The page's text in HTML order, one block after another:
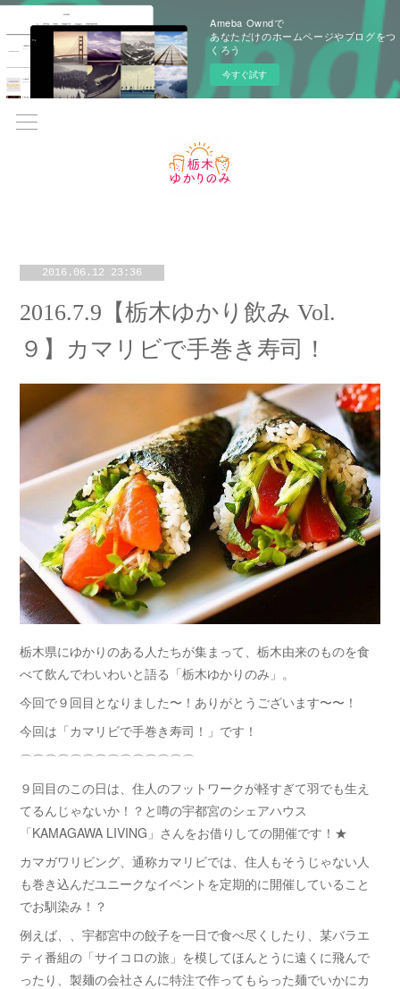
Ameba Owndで
あなただけのホームページやブログをつ
くろう
今すぐ試す
2016.06.12 23:36
2016.7.9【栃木ゆかり飲み Vol.
９】カマリビで手巻き寿司！
栃木県にゆかりのある人たちが集まって、栃木由来のものを食
べて飲んでわいわいと語る「栃木ゆかりのみ」。
今回で９回目となりました〜！ありがとうございます〜〜！
今回は「カマリビで手巻き寿司！」です！
⌒⌒⌒⌒⌒⌒⌒⌒⌒⌒⌒⌒⌒⌒
９回目のこの日は、住人のフットワークが軽すぎて羽でも生え
てるんじゃないか！？と噂の宇都宮のシェアハウス
「KAMAGAWA LIVING」さんをお借りしての開催です！★
カマガワリビング、通称カマリビでは、住人もそうじゃない人
も巻き込んだユニークなイベントを定期的に開催していること
でお馴染み！？
例えば、、宇都宮中の餃子を一日で食べ尽くしたり、某バラエ
ティ番組の「サイコロの旅」を模してほんとうに遠くに飛んで
ったり、製麺の会社さんに特注で作ってもらった麺でいかにカ